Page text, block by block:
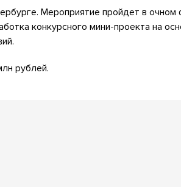
Мероприятие пройдет в очном
конкурсного мини-проекта на
рублей.